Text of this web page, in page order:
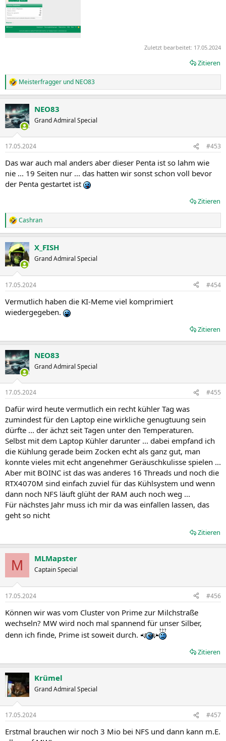
Zuletzt bearbeitet: 17.05.2024
Zitieren
R
e
k
t
i
e
:
Meisterfragger und NEO83
NEO83
Grand Admiral Special
17.05.2024 #453
Das war auch mal anders aber dieser Penta ist so lahm wie
nie ... 19 Seiten nur ... das hatten wir sonst schon voll bevor
der Penta gestartet ist
Zitieren
R
e
k
t
i
e
:
Cashran
X_FISH
Grand Admiral Special
17.05.2024 #454
Vermutlich haben die KI-Meme viel komprimiert
wiedergegeben.
Zitieren
NEO83
Grand Admiral Special
17.05.2024 #455
Dafür wird heute vermutlich ein recht kühler Tag was
zumindest für den Laptop eine wirkliche genugtuung sein
dürfte ... der ächzt seit Tagen unter den Temperaturen.
Selbst mit dem Laptop Kühler darunter ... dabei empfand ich
die Kühlung gerade beim Zocken echt als ganz gut, man
konnte vieles mit echt angenehmer Geräuschkulisse spielen ...
Aber mit BOINC ist das was anderes 16 Threads und noch die
RTX4070M sind einfach zuviel für das Kühlsystem und wenn
dann noch NFS läuft glüht der RAM auch noch weg ...
Für nächstes Jahr muss ich mir da was einfallen lassen, das
geht so nicht
Zitieren
M MLMapster
Captain Special
17.05.2024 #456
Können wir was vom Cluster von Prime zur Milchstraße
wechseln? MW wird noch mal spannend für unser Silber,
denn ich finde, Prime ist soweit durch.
Zitieren
Krümel
Grand Admiral Special
17.05.2024 #457
Erstmal brauchen wir noch 3 Mio bei NFS und dann kann m.E.